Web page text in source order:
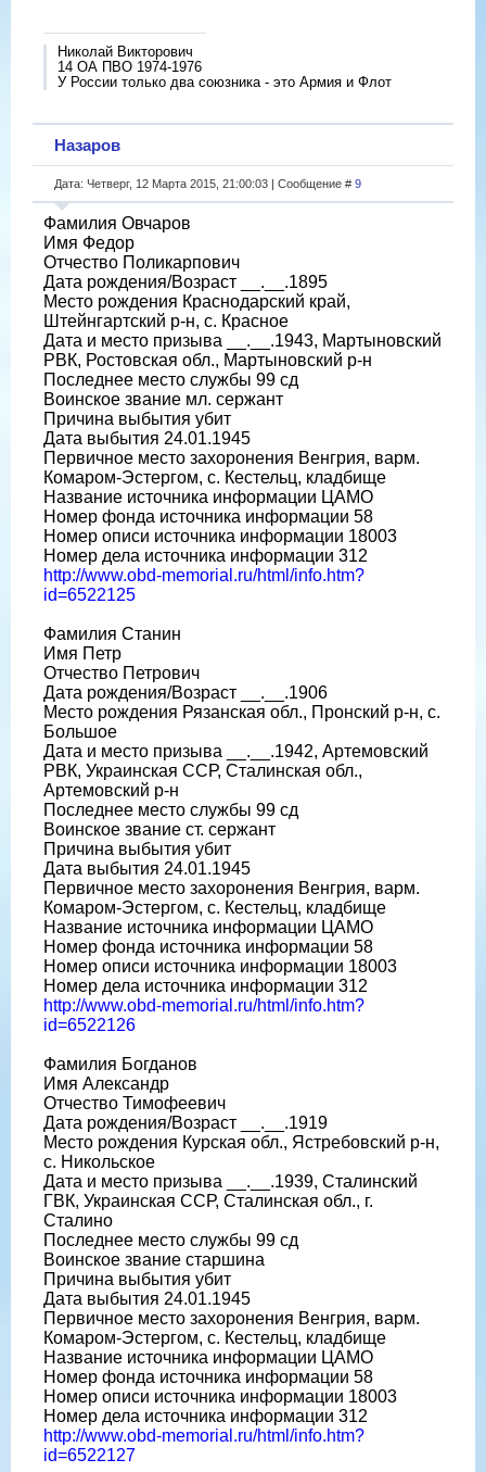
Николай Викторович
14 ОА ПВО 1974-1976
У России только два союзника - это Армия и Флот
Назаров
Дата: Четверг, 12 Марта 2015, 21:00:03 | Сообщение # 9
Фамилия Овчаров
Имя Федор
Отчество Поликарпович
Дата рождения/Возраст __.__.1895
Место рождения Краснодарский край,
Штейнгартский р-н, с. Красное
Дата и место призыва __.__.1943, Мартыновский
РВК, Ростовская обл., Мартыновский р-н
Последнее место службы 99 сд
Воинское звание мл. сержант
Причина выбытия убит
Дата выбытия 24.01.1945
Первичное место захоронения Венгрия, варм.
Комаром-Эстергом, с. Кестельц, кладбище
Название источника информации ЦАМО
Номер фонда источника информации 58
Номер описи источника информации 18003
Номер дела источника информации 312
http://www.obd-memorial.ru/html/info.htm?
id=6522125
Фамилия Станин
Имя Петр
Отчество Петрович
Дата рождения/Возраст __.__.1906
Место рождения Рязанская обл., Пронский р-н, с.
Большое
Дата и место призыва __.__.1942, Артемовский
РВК, Украинская ССР, Сталинская обл.,
Артемовский р-н
Последнее место службы 99 сд
Воинское звание ст. сержант
Причина выбытия убит
Дата выбытия 24.01.1945
Первичное место захоронения Венгрия, варм.
Комаром-Эстергом, с. Кестельц, кладбище
Название источника информации ЦАМО
Номер фонда источника информации 58
Номер описи источника информации 18003
Номер дела источника информации 312
http://www.obd-memorial.ru/html/info.htm?
id=6522126
Фамилия Богданов
Имя Александр
Отчество Тимофеевич
Дата рождения/Возраст __.__.1919
Место рождения Курская обл., Ястребовский р-н,
с. Никольское
Дата и место призыва __.__.1939, Сталинский
ГВК, Украинская ССР, Сталинская обл., г.
Сталино
Последнее место службы 99 сд
Воинское звание старшина
Причина выбытия убит
Дата выбытия 24.01.1945
Первичное место захоронения Венгрия, варм.
Комаром-Эстергом, с. Кестельц, кладбище
Название источника информации ЦАМО
Номер фонда источника информации 58
Номер описи источника информации 18003
Номер дела источника информации 312
http://www.obd-memorial.ru/html/info.htm?
id=6522127